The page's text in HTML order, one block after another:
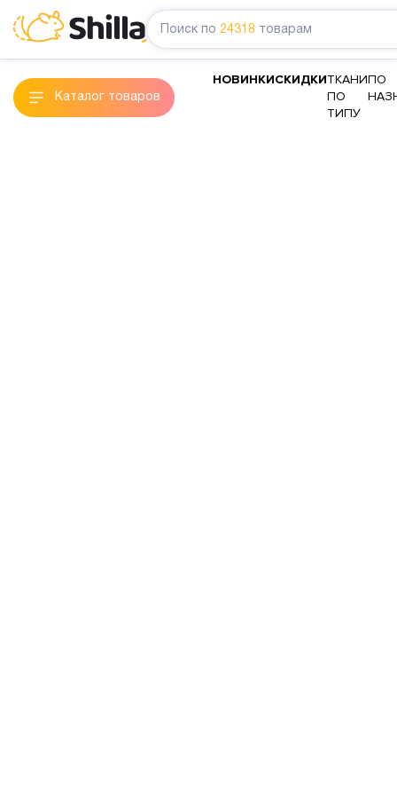
Поиск по 24318 товарам
Каталог товаров
НОВИНКИСКИДКИТКАНИ
ПО
ТИПУ
ПО